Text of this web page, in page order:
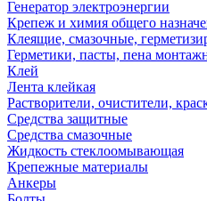
Генератор электроэнергии
Крепеж и химия общего
Клеящие, смазочные,
Герметики, пасты, пена
Клей
Лента клейкая
Растворители, очистители,
Средства защитные
Средства смазочные
Жидкость стеклоомывающая
Крепежные материалы
Анкеры